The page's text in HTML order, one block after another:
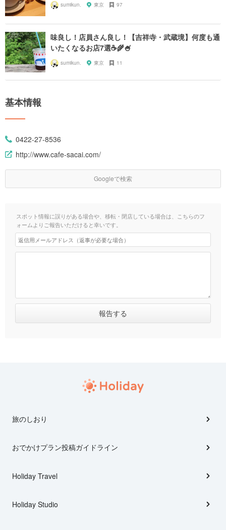
sumikun. 東京 97
味良し！店員さん良し！【吉祥寺・武蔵境】何度も通
いたくなるお店7選☕️🌾🍧
sumikun. 東京 11
基本情報
0422-27-8536
http://www.cafe-sacai.com/
Googleで検索
スポット情報に誤りがある場合や、移転・閉店している場合は、こちらのフ
ォームよりご報告いただけると幸いです。
旅のしおり
おでかけプラン投稿ガイドライン
Holiday Travel
Holiday Studio